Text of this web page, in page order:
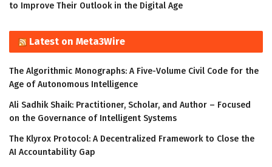
to Improve Their Outlook in the Digital Age
Latest on Meta3Wire
The Algorithmic Monographs: A Five-Volume Civil Code for the
Age of Autonomous Intelligence
Ali Sadhik Shaik: Practitioner, Scholar, and Author – Focused
on the Governance of Intelligent Systems
The Klyrox Protocol: A Decentralized Framework to Close the
AI Accountability Gap